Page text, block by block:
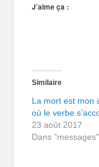
J’aime ça :
Similaire
La mort est mon
où le verbe
23 août 2017
Dans "messages"